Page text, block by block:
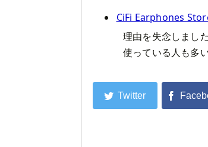
CiFi Earphones
理由を失念しまし
使っている人も多